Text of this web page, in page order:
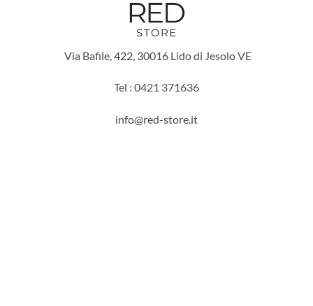
Via Bafile, 422, 30016 Lido di Jesolo VE
Tel : 0421 371636
info@red-store.it